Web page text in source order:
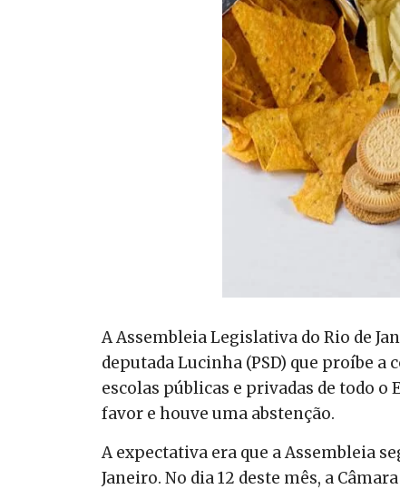
A Assembleia Legislativa do Rio de
deputada Lucinha (PSD) que proíbe
escolas públicas e privadas de todo o
favor e houve uma abstenção.
A expectativa era que a Assembleia
Janeiro. No dia 12 deste mês, a